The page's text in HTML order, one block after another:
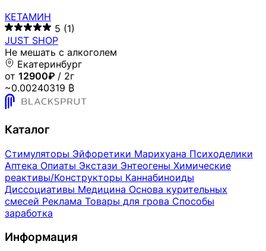
КЕТАМИН
5 (1)
JUST SHOP
Не мешать с алкоголем
Екатеринбург
от 12900₽ / 2г
~0.00240319 ₿
Каталог
Стимуляторы Эйфоретики Марихуана Психоделики
Аптека Опиаты Экстази Энтеогены Химические
реактивы/Конструкторы Каннабиноиды
Диссоциативы Медицина Основа курительных
смесей Реклама Товары для грова Способы
заработка
Информация